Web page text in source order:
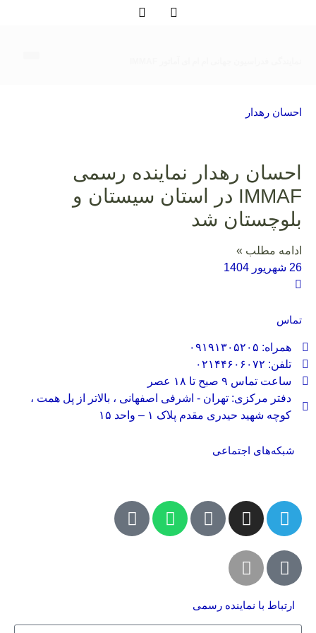
احسان رهدار
احسان رهدار نماینده رسمی
IMMAF در استان سیستان و
بلوچستان شد
ادامه مطلب »
26 شهریور 1404
تماس
همراه: ۰۹۱۹۱۳۰۵۲۰۵
تلفن: ۰۲۱۴۴۶۰۶۰۷۲
ساعت تماس ۹ صبح تا ۱۸ عصر
دفتر مرکزی: تهران - اشرفی اصفهانی ، بالاتر از پل همت ،
کوچه شهید حیدری مقدم پلاک ۱ – واحد ۱۵
شبکه‌های اجتماعی
ارتباط با نماینده رسمی